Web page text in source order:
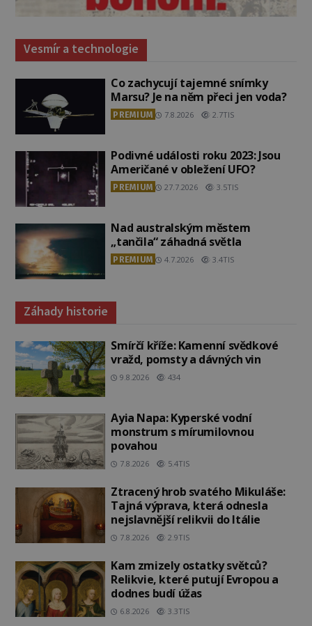
Vesmír a technologie
Co zachycují tajemné snímky
Marsu? Je na něm přeci jen voda?
PREMIUM 7.8.2026 2.7TIS
Podivné události roku 2023: Jsou
Američané v obležení UFO?
PREMIUM 27.7.2026 3.5TIS
Nad australským městem
„tančila“ záhadná světla
PREMIUM 4.7.2026 3.4TIS
Záhady historie
Smírčí kříže: Kamenní svědkové
vražd, pomsty a dávných vin
9.8.2026 434
Ayia Napa: Kyperské vodní
monstrum s mírumilovnou
povahou
7.8.2026 5.4TIS
Ztracený hrob svatého Mikuláše:
Tajná výprava, která odnesla
nejslavnější relikvii do Itálie
7.8.2026 2.9TIS
Kam zmizely ostatky světců?
Relikvie, které putují Evropou a
dodnes budí úžas
6.8.2026 3.3TIS